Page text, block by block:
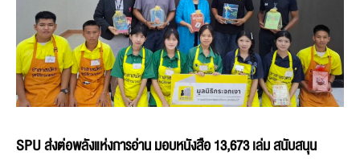
SPU ส่งต่อพลังแห่งการอ่าน มอบหนังสือ 13,673 เล่ม สนับสนุน